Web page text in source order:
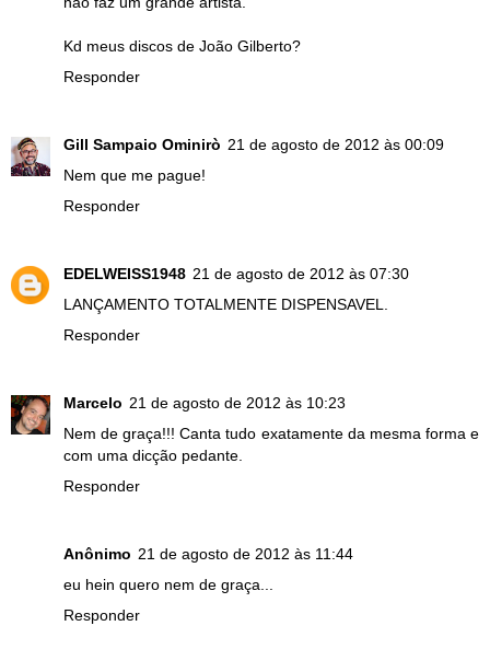
Kd meus discos de João Gilberto?
Responder
Gill Sampaio Ominirò 21 de agosto de 2012 às 00:09
Nem que me pague!
Responder
EDELWEISS1948 21 de agosto de 2012 às 07:30
LANÇAMENTO TOTALMENTE DISPENSAVEL.
Responder
Marcelo 21 de agosto de 2012 às 10:23
Nem de graça!!! Canta tudo exatamente da mesma forma e
com uma dicção pedante.
Responder
Anônimo 21 de agosto de 2012 às 11:44
eu hein quero nem de graça...
Responder